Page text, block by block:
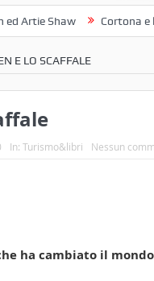
Shaw Cortona e
E LO SCAFFALE
In: Turismo&libri Nessun
ha cambiato il mondo